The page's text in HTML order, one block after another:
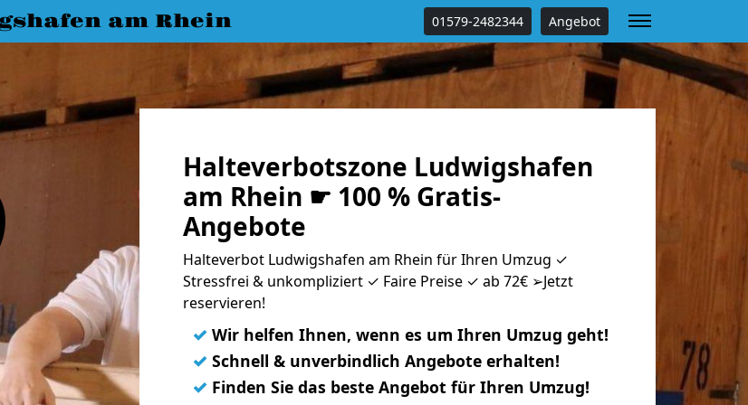
am Rhein 01579-2482344 Angebot
Halteverbotszone Ludwigshafen
am Rhein ☛ 100 % Gratis-
Angebote
Halteverbot Ludwigshafen am Rhein für Ihren Umzug ✓
Stressfrei & unkompliziert ✓ Faire Preise ✓ ab 72€ ➢Jetzt
reservieren!
✓ Wir helfen Ihnen, wenn es um Ihren Umzug geht!
✓ Schnell & unverbindlich Angebote erhalten!
✓ Finden Sie das beste Angebot für Ihren Umzug!